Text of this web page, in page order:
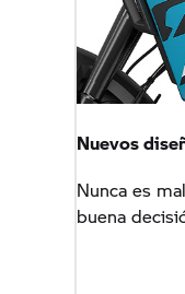
Nuevos
Nunca es
buena